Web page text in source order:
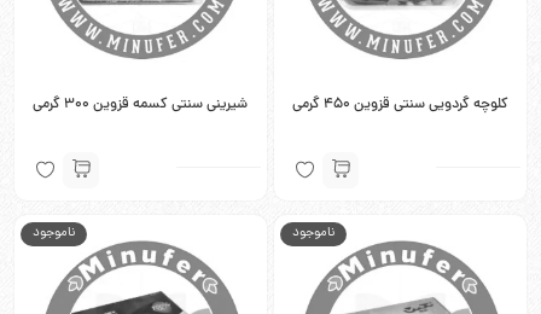
کلوچه گردویی سنتی قزوین 450 گرمی شیرینی سنتی کسمه قزوین 300 گرمی
ناموجود ناموجود